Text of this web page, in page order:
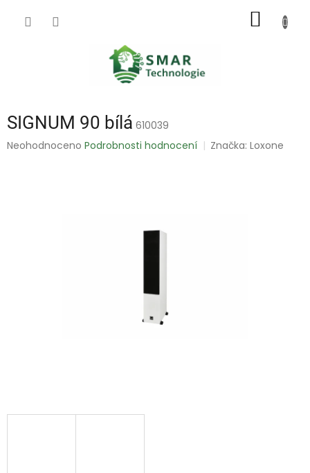
SIGNUM 90 bílá 610039
Průměrné
Neohodnoceno Podrobnosti hodnocení Značka:Loxone